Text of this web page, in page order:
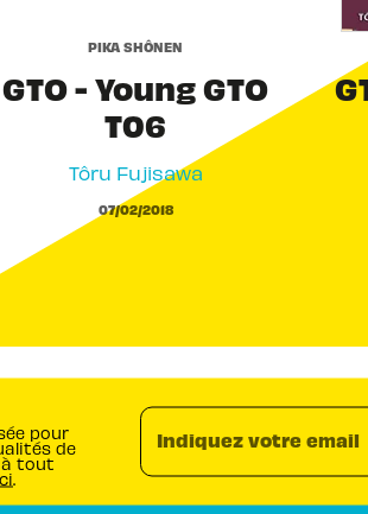
PIKA SHÔNEN
GTO - Young GTO
T06
Tôru Fujisawa
07/02/2018
pour
de
à tout
.
Indiquez votre email